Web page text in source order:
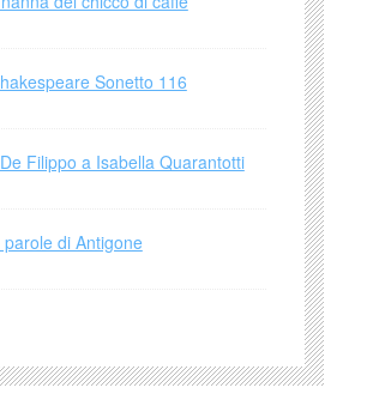
Sonetto 116
Filippo a Isabella Quarantotti
di Antigone